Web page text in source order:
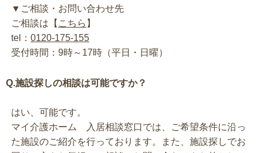
▼ご相談・お問い合わせ先
ご相談は【 こちら 】
tel： 0120-175-155
受付時間：9時～17時（平日・日曜）
Q.施設探しの相談は可能ですか？
はい、可能です。
マイ介護ホーム 入居相談窓口では、ご希望条件に沿っ
た施設のご紹介を行っております。また、施設探しでお